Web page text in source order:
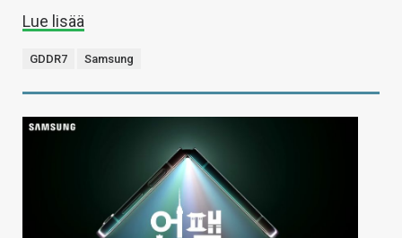
Lue lisää
GDDR7 Samsung